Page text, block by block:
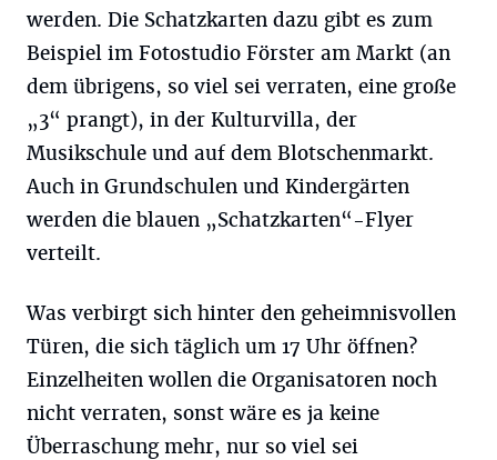
werden. Die Schatzkarten dazu gibt es zum
Beispiel im Fotostudio Förster am Markt (an
dem übrigens, so viel sei verraten, eine große
„3“ prangt), in der Kulturvilla, der
Musikschule und auf dem Blotschenmarkt.
Auch in Grundschulen und Kindergärten
werden die blauen „Schatzkarten“-Flyer
verteilt.
Was verbirgt sich hinter den geheimnisvollen
Türen, die sich täglich um 17 Uhr öffnen?
Einzelheiten wollen die Organisatoren noch
nicht verraten, sonst wäre es ja keine
Überraschung mehr, nur so viel sei